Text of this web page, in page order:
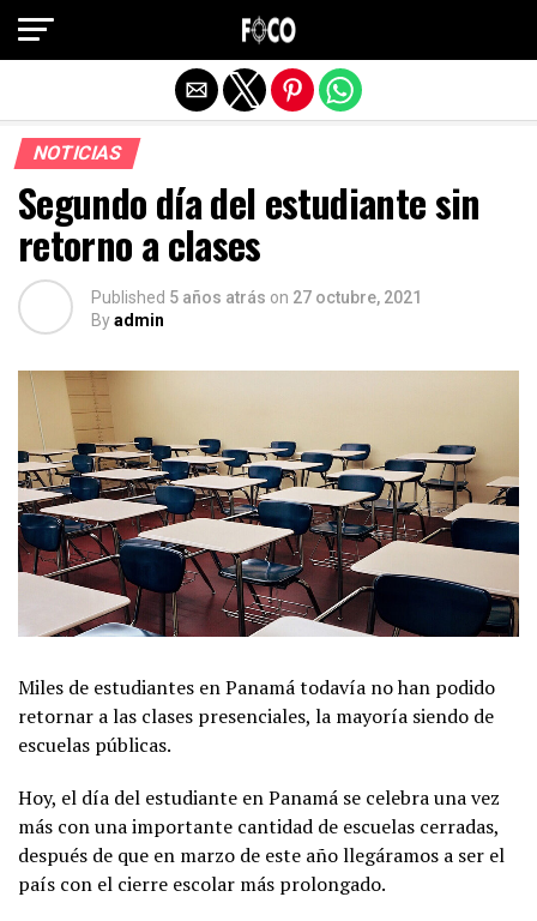
NOTICIAS
Segundo día del estudiante sin
retorno a clases
Published 5 años atrás on 27 octubre, 2021
Byadmin
Miles de estudiantes en Panamá todavía no han podido
retornar a las clases presenciales, la mayoría siendo de
escuelas públicas.
Hoy, el día del estudiante en Panamá se celebra una vez
más con una importante cantidad de escuelas cerradas,
después de que en marzo de este año llegáramos a ser el
país con el cierre escolar más prolongado.
Salir de la versión móvil